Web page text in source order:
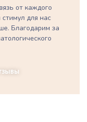
от каждого
для нас
Благодарим за